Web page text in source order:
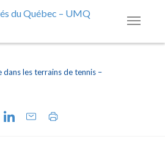
dans les terrains de tennis –